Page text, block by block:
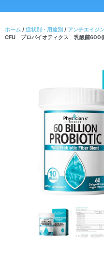
ホーム / 症状別・用途別 / アンチエイジ
CFU プロバイオティクス 乳酸菌